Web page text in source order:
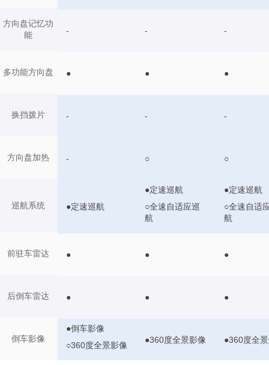
方向盘记忆功
能
多功能方向盘
换挡拨片
方向盘加热
巡航系统
前驻车雷达
后倒车雷达
倒车影像
- - -
● ● ●
- - -
- ○ ○
●定速巡航
●定速巡航
○全速自适应巡
航
●定速巡航
○全速自适
航
● ● ●
● ● ●
●倒车影像
○360度全景影像
●360度全景影像 ●360度全